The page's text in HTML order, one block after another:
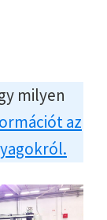
milyen
az